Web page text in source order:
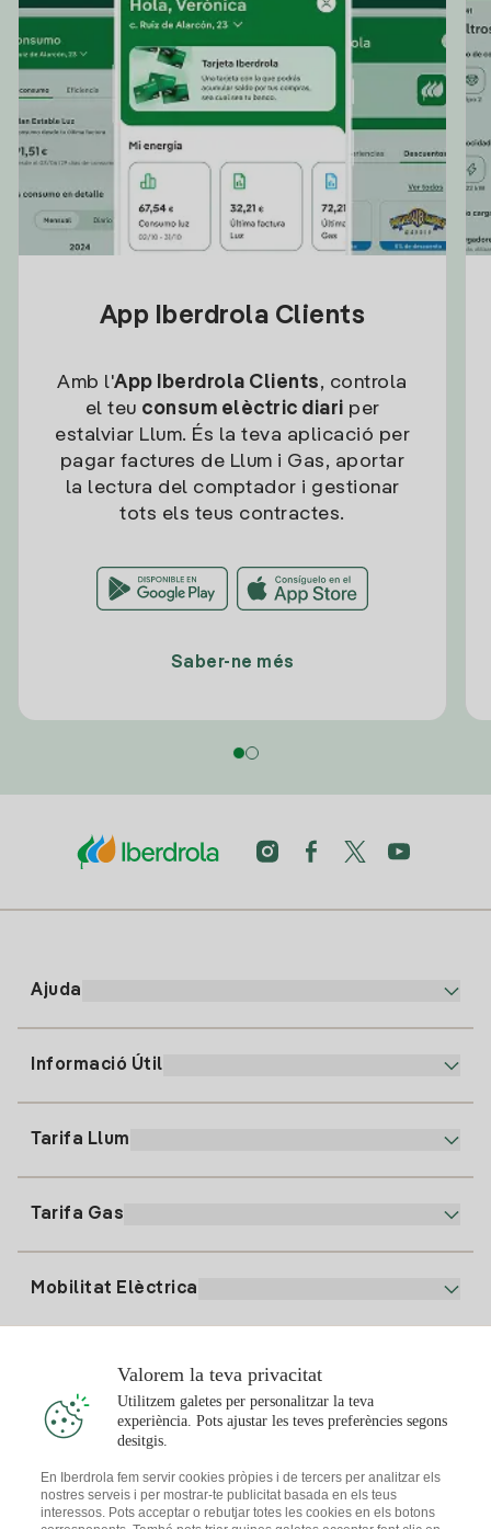
App Iberdrola Clients
Amb l'App Iberdrola Clients, controla
el teu consum elèctric diari per
estalviar Llum. És la teva aplicació per
pagar factures de Llum i Gas, aportar
la lectura del comptador i gestionar
tots els teus contractes.
Saber-ne més
Ajuda
91 919 52 73
clientes@tuiberdrola.es
Informació Útil
Alta Gas
Tarifa Llum
Tarifa Gas
Mobilitat Elèctrica
Punts de Recàrrega
Simulador Plaques Solars
T'interessa
Valorem la teva privacitat
Utilitzem galetes per personalitzar la teva
experiència. Pots ajustar les teves preferències segons
desitgis.
En Iberdrola fem servir cookies pròpies i de tercers per analitzar els
nostres serveis i per mostrar-te publicitat basada en els teus
interessos. Pots acceptar o rebutjar totes les cookies en els botons